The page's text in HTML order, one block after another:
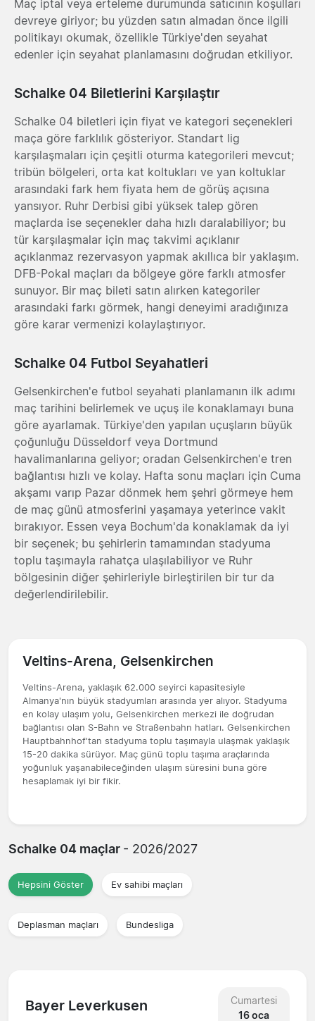
Maç iptal veya erteleme durumunda satıcının koşulları
devreye giriyor; bu yüzden satın almadan önce ilgili
politikayı okumak, özellikle Türkiye'den seyahat
edenler için seyahat planlamasını doğrudan etkiliyor.
Schalke 04 Biletlerini Karşılaştır
Schalke 04 biletleri için fiyat ve kategori seçenekleri
maça göre farklılık gösteriyor. Standart lig
karşılaşmaları için çeşitli oturma kategorileri mevcut;
tribün bölgeleri, orta kat koltukları ve yan koltuklar
arasındaki fark hem fiyata hem de görüş açısına
yansıyor. Ruhr Derbisi gibi yüksek talep gören
maçlarda ise seçenekler daha hızlı daralabiliyor; bu
tür karşılaşmalar için maç takvimi açıklanır
açıklanmaz rezervasyon yapmak akıllıca bir yaklaşım.
DFB-Pokal maçları da bölgeye göre farklı atmosfer
sunuyor. Bir maç bileti satın alırken kategoriler
arasındaki farkı görmek, hangi deneyimi aradığınıza
göre karar vermenizi kolaylaştırıyor.
Schalke 04 Futbol Seyahatleri
Gelsenkirchen'e futbol seyahati planlamanın ilk adımı
maç tarihini belirlemek ve uçuş ile konaklamayı buna
göre ayarlamak. Türkiye'den yapılan uçuşların büyük
çoğunluğu Düsseldorf veya Dortmund
havalimanlarına geliyor; oradan Gelsenkirchen'e tren
bağlantısı hızlı ve kolay. Hafta sonu maçları için Cuma
akşamı varıp Pazar dönmek hem şehri görmeye hem
de maç günü atmosferini yaşamaya yeterince vakit
bırakıyor. Essen veya Bochum'da konaklamak da iyi
bir seçenek; bu şehirlerin tamamından stadyuma
toplu taşımayla rahatça ulaşılabiliyor ve Ruhr
bölgesinin diğer şehirleriyle birleştirilen bir tur da
değerlendirilebilir.
Veltins-Arena, Gelsenkirchen
Veltins-Arena, yaklaşık 62.000 seyirci kapasitesiyle
Almanya'nın büyük stadyumları arasında yer alıyor. Stadyuma
en kolay ulaşım yolu, Gelsenkirchen merkezi ile doğrudan
bağlantısı olan S-Bahn ve Straßenbahn hatları. Gelsenkirchen
Hauptbahnhof'tan stadyuma toplu taşımayla ulaşmak yaklaşık
15-20 dakika sürüyor. Maç günü toplu taşıma araçlarında
yoğunluk yaşanabileceğinden ulaşım süresini buna göre
hesaplamak iyi bir fikir.
Schalke 04 maçlar - 2026/2027
Hepsini Göster Ev sahibi maçları
Deplasman maçları Bundesliga
Bayer Leverkusen
Cumartesi
16 oca